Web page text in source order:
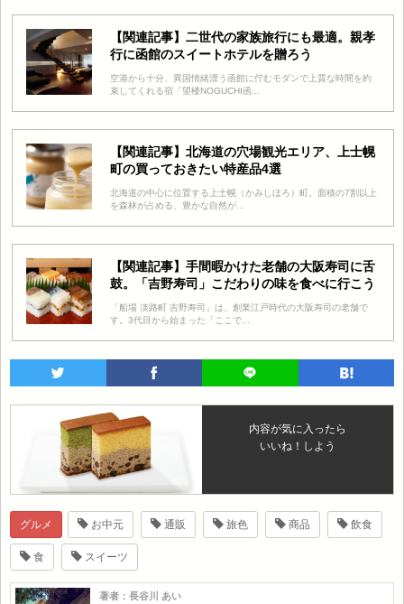
【関連記事】二世代の家族旅行にも最適。親孝
行に函館のスイートホテルを贈ろう
空港から十分、異国情緒漂う函館に佇むモダンで上質な時間を約
束してくれる宿「望楼NOGUCHI函...
【関連記事】北海道の穴場観光エリア、上士幌
町の買っておきたい特産品4選
北海道の中心に位置する上士幌（かみしほろ）町。面積の7割以上
を森林が占める、豊かな自然が...
【関連記事】手間暇かけた老舗の大阪寿司に舌
鼓。「吉野寿司」こだわりの味を食べに行こう
「船場 淡路町 吉野寿司」は、創業江戸時代の大阪寿司の老舗で
す。3代目から始まった「ここで...
内容が気に入ったら
いいね！しよう
グルメ お中元 通販 旅色 商品 飲食
食 スイーツ
著者：長谷川 あい